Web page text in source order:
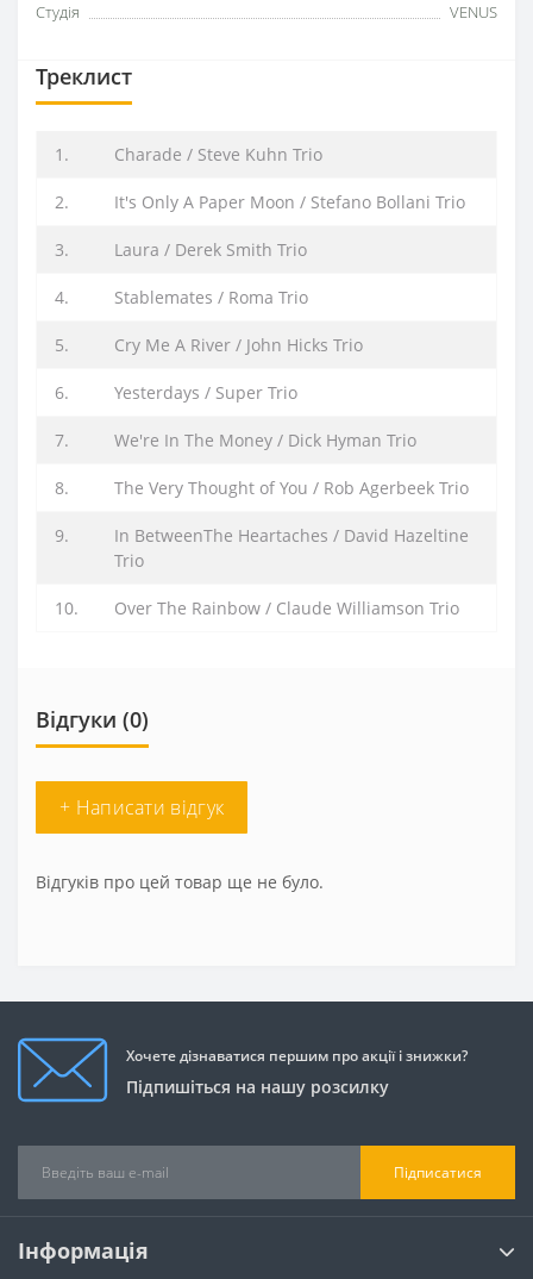
Студія VENUS
Треклист
1. Charade / Steve Kuhn Trio
2. It's Only A Paper Moon / Stefano Bollani Trio
3. Laura / Derek Smith Trio
4. Stablemates / Roma Trio
5. Cry Me A River / John Hicks Trio
6. Yesterdays / Super Trio
7. We're In The Money / Dick Hyman Trio
8. The Very Thought of You / Rob Agerbeek Trio
9.
In BetweenThe Heartaches / David Hazeltine
Trio
10. Over The Rainbow / Claude Williamson Trio
Відгуки (0)
+ Написати відгук
Відгуків про цей товар ще не було.
Хочете дізнаватися першим про акції і знижки?
Підпишіться на нашу розсилку
Підписатися
Інформація